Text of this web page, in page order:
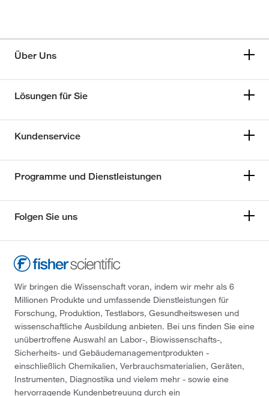
Über Uns
Lösungen für Sie
Kundenservice
Programme und Dienstleistungen
Folgen Sie uns
Wir bringen die Wissenschaft voran, indem wir mehr als 6
Millionen Produkte und umfassende Dienstleistungen für
Forschung, Produktion, Testlabors, Gesundheitswesen und
wissenschaftliche Ausbildung anbieten. Bei uns finden Sie eine
unübertroffene Auswahl an Labor-, Biowissenschafts-,
Sicherheits- und Gebäudemanagementprodukten -
einschließlich Chemikalien, Verbrauchsmaterialien, Geräten,
Instrumenten, Diagnostika und vielem mehr - sowie eine
hervorragende Kundenbetreuung durch ein